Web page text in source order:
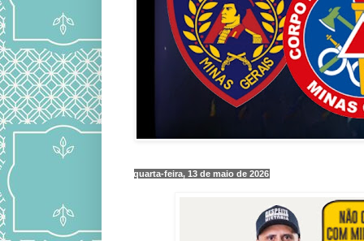
quarta-feira, 13 de maio de 2026